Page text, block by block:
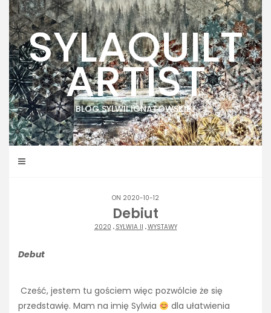
Skip
contentSYLAQUILT
ARTIST
BLOG SYLWII IGNATOWSKIEJ
ON 2020-10-12
Debiut
2020 . SYLWIA II .WYSTAWY
Debut
Cześć, jestem tu gościem więc pozwólcie że się
przedstawię. Mam na imię Sylwia
dla ułatwienia